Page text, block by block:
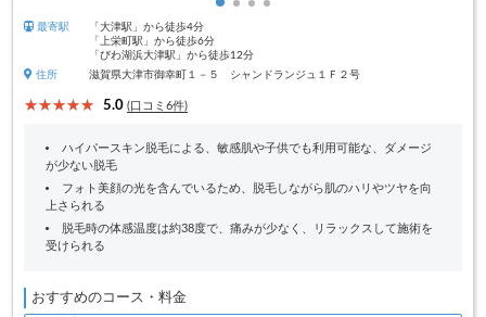
最寄駅
「大津駅」から徒歩4分
「上栄町駅」から徒歩6分
「びわ湖浜大津駅」から徒歩12分
住所
滋賀県大津市御幸町１－５ シャンドランジュ１Ｆ２号
5.0 (口コミ6件)
ハイパースキン脱毛による、敏感肌や子供でも利用可能な、ダメージ
が少ない脱毛
フォト美顔の光を含んでいるため、脱毛しながら肌のハリやツヤを向
上さられる
脱毛時の体感温度は約38度で、痛みが少なく、リラックスして施術を
受けられる
おすすめのコース・料金